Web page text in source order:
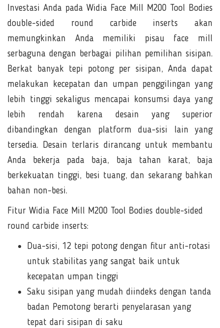
Investasi Anda pada Widia Face Mill M200 Tool Bodies
double-sided round carbide inserts akan
memungkinkan Anda memiliki pisau face mill
serbaguna dengan berbagai pilihan pemilihan sisipan.
Berkat banyak tepi potong per sisipan, Anda dapat
melakukan kecepatan dan umpan penggilingan yang
lebih tinggi sekaligus mencapai konsumsi daya yang
lebih rendah karena desain yang superior
dibandingkan dengan platform dua-sisi lain yang
tersedia. Desain terlaris dirancang untuk membantu
Anda bekerja pada baja, baja tahan karat, baja
berkekuatan tinggi, besi tuang, dan sekarang bahkan
bahan non-besi.
Fitur Widia Face Mill M200 Tool Bodies double-sided
round carbide inserts:
Dua-sisi, 12 tepi potong dengan fitur anti-rotasi
untuk stabilitas yang sangat baik untuk
kecepatan umpan tinggi
Saku sisipan yang mudah diindeks dengan tanda
badan Pemotong berarti penyelarasan yang
tepat dari sisipan di saku